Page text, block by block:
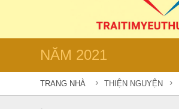
NĂM 2021
TRANG NHÀ › THIỆN NGUYỆN ›